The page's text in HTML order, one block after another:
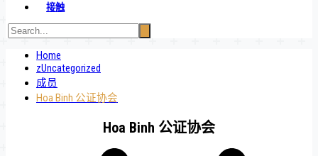
接触
Home
zUncategorized
成员
Hoa Binh 公证协会
Hoa Binh 公证协会